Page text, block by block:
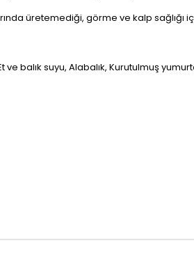
üretemediği, görme ve kalp sağlığı
ve balık suyu, Alabalık, Kurutulmuş